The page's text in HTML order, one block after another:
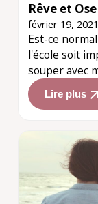
Rêve et Ose
février 19, 2021
Est-ce
l'école soit
souper avec
Lire plus